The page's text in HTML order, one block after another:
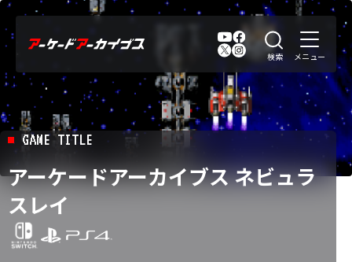
GAME TITLE
アーケードアーカイブス ネビュラ
スレイ